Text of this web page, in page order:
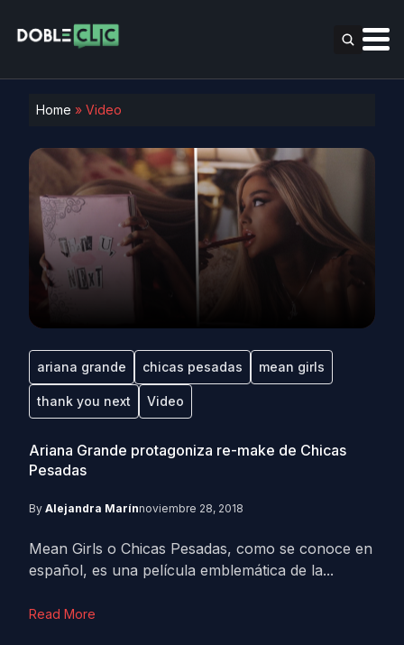
Home » Video
ariana grande chicas pesadas mean girls
thank you next Video
Ariana Grande protagoniza re-make de Chicas
Pesadas
By Alejandra Marínnoviembre 28, 2018
Mean Girls o Chicas Pesadas, como se conoce en
español, es una película emblemática de la...
Read More